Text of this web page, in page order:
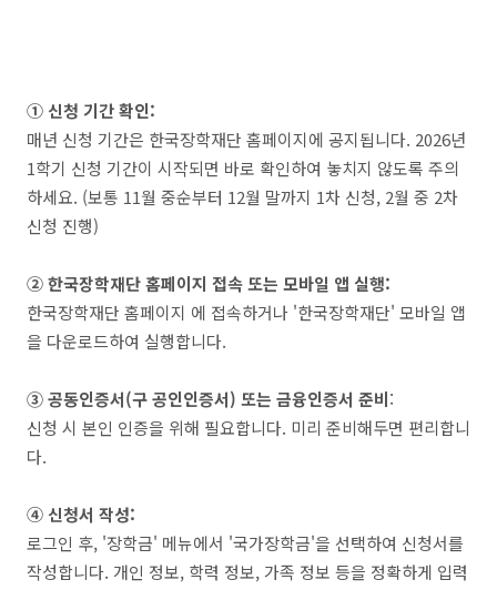
① 신청 기간 확인:
매년 신청 기간은 한국장학재단 홈페이지에 공지됩니다. 2026년
1학기 신청 기간이 시작되면 바로 확인하여 놓치지 않도록 주의
하세요. (보통 11월 중순부터 12월 말까지 1차 신청, 2월 중 2차
신청 진행)
② 한국장학재단 홈페이지 접속 또는 모바일 앱 실행:
한국장학재단 홈페이지 에 접속하거나 '한국장학재단' 모바일 앱
을 다운로드하여 실행합니다.
③ 공동인증서(구 공인인증서) 또는 금융인증서 준비:
신청 시 본인 인증을 위해 필요합니다. 미리 준비해두면 편리합니
다.
④ 신청서 작성:
로그인 후, '장학금' 메뉴에서 '국가장학금'을 선택하여 신청서를
작성합니다. 개인 정보, 학력 정보, 가족 정보 등을 정확하게 입력